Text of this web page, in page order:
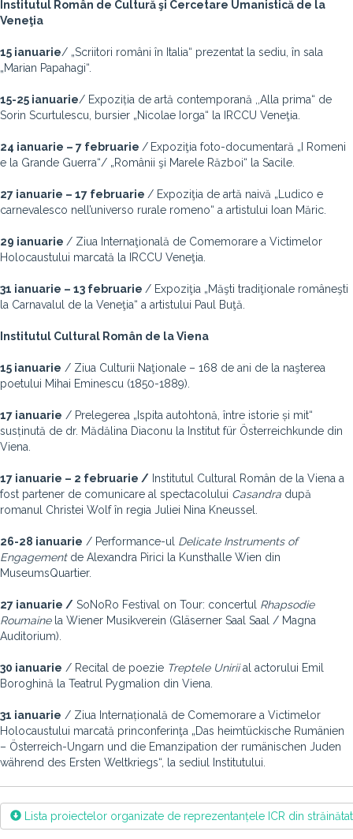
Institutul Român de Cultură şi Cercetare Umanistică de la
Veneţia
15 ianuarie/ „Scriitori români în Italia“ prezentat la sediu, în sala
„Marian Papahagi“.
15-25 ianuarie/ Expoziția de artă contemporană ,,Alla prima“ de
Sorin Scurtulescu, bursier „Nicolae Iorga“ la IRCCU Veneţia.
24 ianuarie – 7 februarie / Expoziţia foto-documentară „I Romeni
e la Grande Guerra“/ „Românii şi Marele Război“ la Sacile.
27 ianuarie – 17 februarie / Expoziţia de artă naivă „Ludico e
carnevalesco nell’universo rurale romeno“ a artistului Ioan Măric.
29 ianuarie / Ziua Internaţională de Comemorare a Victimelor
Holocaustului marcată la IRCCU Veneţia.
31 ianuarie – 13 februarie / Expoziţia „Măşti tradiţionale româneşti
la Carnavalul de la Veneţia“ a artistului Paul Buţă.
Institutul Cultural Român de la Viena
15 ianuarie / Ziua Culturii Naţionale – 168 de ani de la naşterea
poetului Mihai Eminescu (1850-1889).
17 ianuarie / Prelegerea „Ispita autohtonă, între istorie și mit“
susținută de dr. Mădălina Diaconu la Institut für Österreichkunde din
Viena.
17 ianuarie – 2 februarie / Institutul Cultural Român de la Viena a
fost partener de comunicare al spectacolului Casandra după
romanul Christei Wolf în regia Juliei Nina Kneussel.
26-28 ianuarie / Performance-ul Delicate Instruments of
Engagementde Alexandra Pirici la Kunsthalle Wien din
MuseumsQuartier.
27 ianuarie / SoNoRo Festival on Tour: concertul Rhapsodie
Roumainela Wiener Musikverein (Gläserner Saal Saal / Magna
Auditorium).
30 ianuarie / Recital de poezie Treptele Uniriial actorului Emil
Boroghină la Teatrul Pygmalion din Viena.
31 ianuarie / Ziua Internațională de Comemorare a Victimelor
Holocaustului marcată princonferinţa „Das heimtückische Rumänien
– Österreich-Ungarn und die Emanzipation der rumänischen Juden
während des Ersten Weltkriegs“, la sediul Institutului.
Lista proiectelor organizate de reprezentanțele ICR din